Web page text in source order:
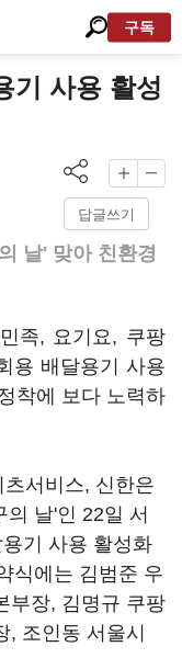
구독
기 사용 활성
답글쓰기
날' 맞아 친환경
족, 요기요, 쿠팡
용 배달용기 사용
착에 보다 노력하
서비스, 신한은
날'인 22일 서
기 사용 활성화
식에는 김범준 우
부장, 김명규 쿠팡
조인동 서울시